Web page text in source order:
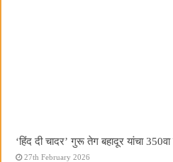
‘हिंद दी चादर’ गुरू तेग बहादूर यांचा
27th February 2026